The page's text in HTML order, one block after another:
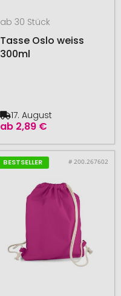
ab 30 Stück
Tasse Oslo weiss
300ml
ab 2,89 €
17. August
BESTSELLER # 200.267602